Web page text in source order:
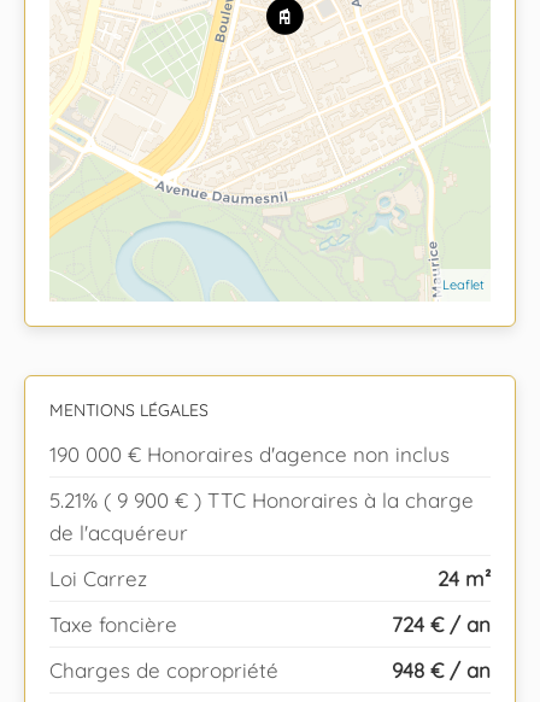
Leaflet
MENTIONS LÉGALES
190 000 € Honoraires d'agence non inclus
5.21% ( 9 900 € ) TTC Honoraires à la charge
de l'acquéreur
Loi Carrez
24 m²
Taxe foncière
724 € / an
Charges de copropriété
948 € / an